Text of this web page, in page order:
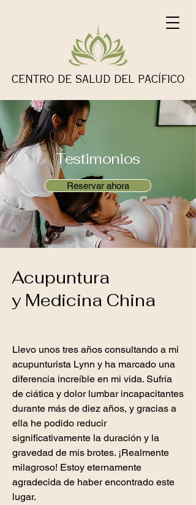
CENTRO DE SALUD DEL PACÍFICO
Testimonios
Reservar ahora
Acupuntura
y Medicina China
Llevo unos tres años consultando a mi
acupunturista Lynn y ha marcado una
diferencia increíble en mi vida. Sufría
de ciática y dolor lumbar incapacitantes
durante más de diez años, y gracias a
ella he podido reducir
significativamente la duración y la
gravedad de mis brotes. ¡Realmente
milagroso! Estoy eternamente
agradecida de haber encontrado este
lugar.